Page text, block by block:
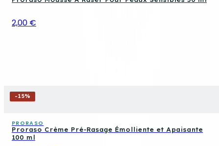
2,00 €
-15%
PRORASO
Proraso Crème Pré-Rasage Émolliente et Apaisante
100 ml